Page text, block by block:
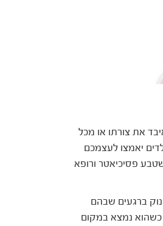
את צורתו או מכל
גיל שנה, רוב הילדים יאמצו לעצמכם
פסיכיאטר ורופא
ברגעים שבהם
נמצא במקום